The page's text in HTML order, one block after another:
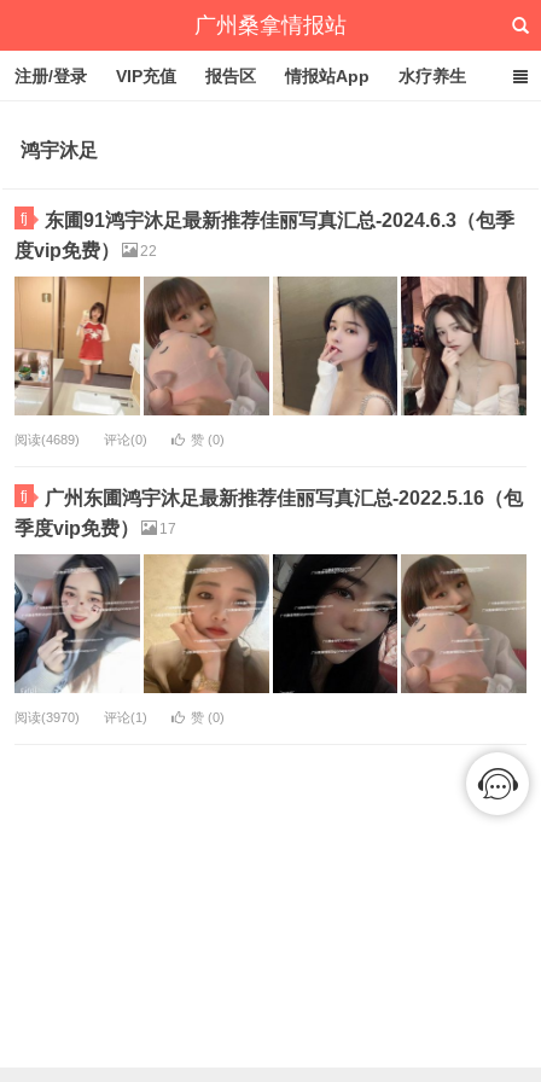
广州桑拿情报站
注册/登录 VIP充值 报告区 情报站App 水疗养生
鸿宇沐足
fj
东圃91鸿宇沐足最新推荐佳丽写真汇总-2024.6.3（包季
度vip免费）
22
阅读(4689) 评论(0) 赞 (0)
fj
广州东圃鸿宇沐足最新推荐佳丽写真汇总-2022.5.16（包
季度vip免费）
17
阅读(3970) 评论(1) 赞 (0)